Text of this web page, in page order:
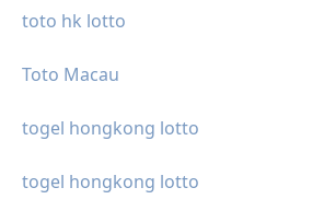
toto hk lotto
Toto Macau
togel hongkong lotto
togel hongkong lotto